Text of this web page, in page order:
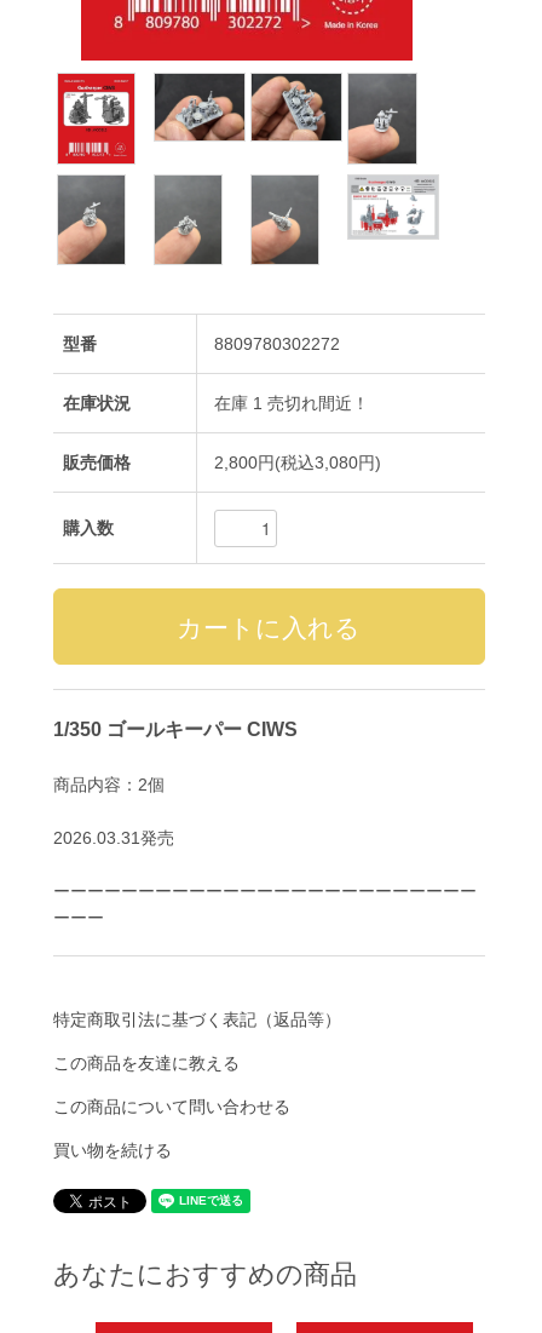
型番 8809780302272
在庫状況 在庫 1 売切れ間近！
販売価格 2,800円(税込3,080円)
購入数
1/350 ゴールキーパー CIWS
商品内容：2個
2026.03.31発売
ーーーーーーーーーーーーーーーーーーーーーーーーー
ーーー
特定商取引法に基づく表記（返品等）
この商品を友達に教える
この商品について問い合わせる
買い物を続ける
あなたにおすすめの商品